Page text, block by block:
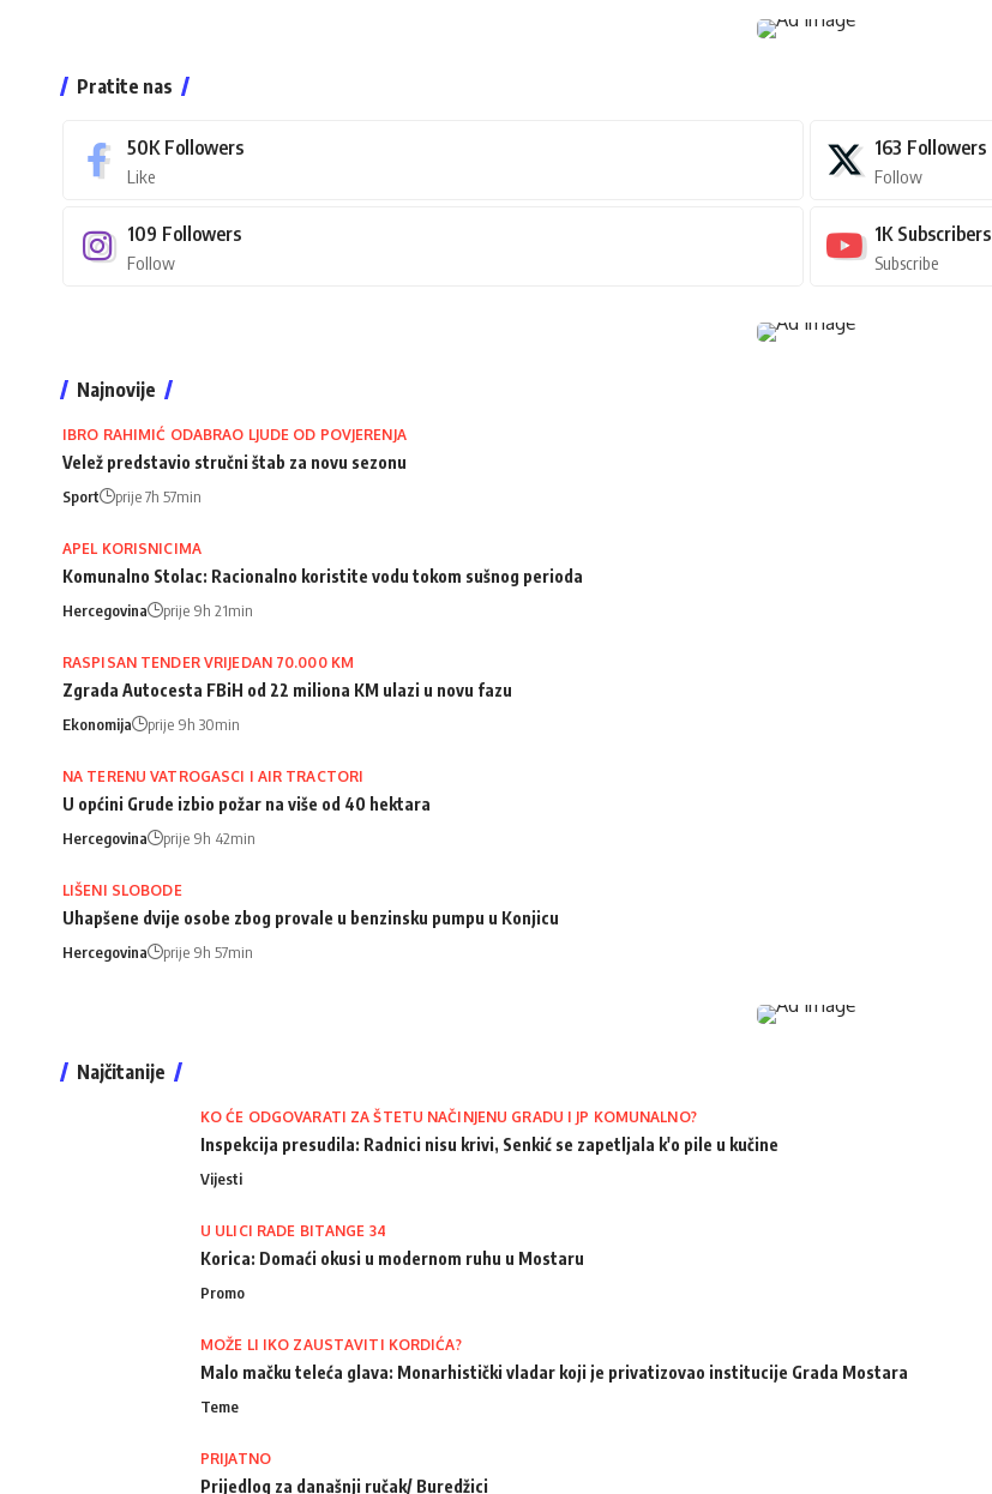
Pratite nas
50K Followers
Like
163 Followers
Follow
109 Followers
Follow
1K Subscribers
Subscribe
Najnovije
IBRO RAHIMIĆ ODABRAO LJUDE OD POVJERENJA
Velež predstavio stručni štab za novu sezonu
Sport prije 7h 57min
APEL KORISNICIMA
Komunalno Stolac: Racionalno koristite vodu tokom sušnog perioda
Hercegovina prije 9h 21min
RASPISAN TENDER VRIJEDAN 70.000 KM
Zgrada Autocesta FBiH od 22 miliona KM ulazi u novu fazu
Ekonomija prije 9h 30min
NA TERENU VATROGASCI I AIR TRACTORI
U općini Grude izbio požar na više od 40 hektara
Hercegovina prije 9h 42min
LIŠENI SLOBODE
Uhapšene dvije osobe zbog provale u benzinsku pumpu u Konjicu
Hercegovina prije 9h 57min
Najčitanije
KO ĆE ODGOVARATI ZA ŠTETU NAČINJENU GRADU I JP KOMUNALNO?
Inspekcija presudila: Radnici nisu krivi, Senkić se zapetljala k'o pile u kučine
Vijesti
U ULICI RADE BITANGE 34
Korica: Domaći okusi u modernom ruhu u Mostaru
Promo
MOŽE LI IKO ZAUSTAVITI KORDIĆA?
Malo mačku teleća glava: Monarhistički vladar koji je privatizovao institucije Grada Mostara
Teme
PRIJATNO
Prijedlog za današnji ručak/ Buredžici